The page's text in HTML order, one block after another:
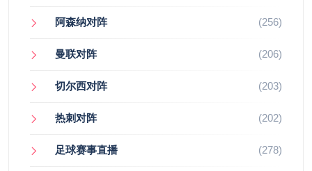
阿森纳对阵 (256)
曼联对阵 (206)
切尔西对阵 (203)
热刺对阵 (202)
足球赛事直播 (278)